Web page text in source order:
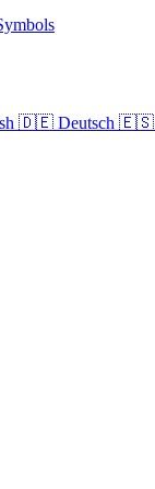
🇩🇪 Deutsch 🇪🇸